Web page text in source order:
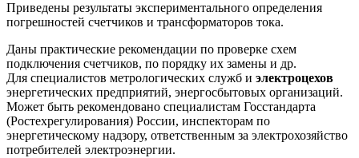
Приведены результаты экспериментального определения
погрешностей счетчиков и трансформаторов тока.
Даны практические рекомендации по проверке схем
подключения счетчиков, по порядку их замены и др.
Для специалистов метрологических служб и электроцехов
энергетических предприятий, энергосбытовых организаций.
Может быть рекомендовано специалистам Госстандарта
(Ростехрегулирования) России, инспекторам по
энергетическому надзору, ответственным за электрохозяйство
потребителей электроэнергии.